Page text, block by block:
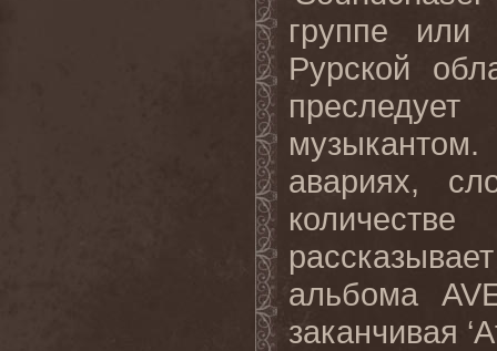
группе или
Рурской
авариях,
альбома
заканчивая